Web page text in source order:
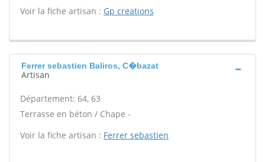
Voir la fiche artisan : Gp creations
Ferrer sebastien Baliros, C�bazat
Artisan
Département: 64, 63
Terrasse en béton / Chape -
Voir la fiche artisan : Ferrer sebastien